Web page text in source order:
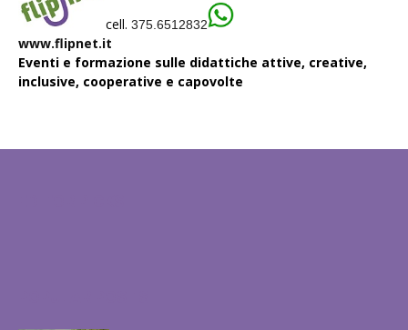
cell. 375.6512832
www.flipnet.it
Eventi e formazione sulle didattiche attive, creative,
inclusive, cooperative e capovolte